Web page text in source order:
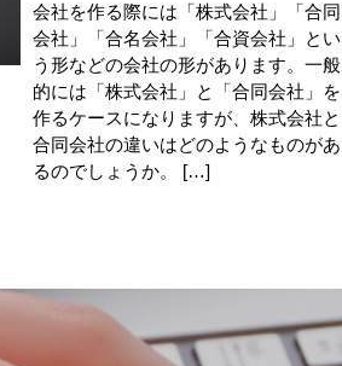
会社を作る際には「株式会社」「合同
会社」「合名会社」「合資会社」とい
う形などの会社の形があります。一般
的には「株式会社」と「合同会社」を
作るケースになりますが、株式会社と
合同会社の違いはどのようなものがあ
るのでしょうか。 […]